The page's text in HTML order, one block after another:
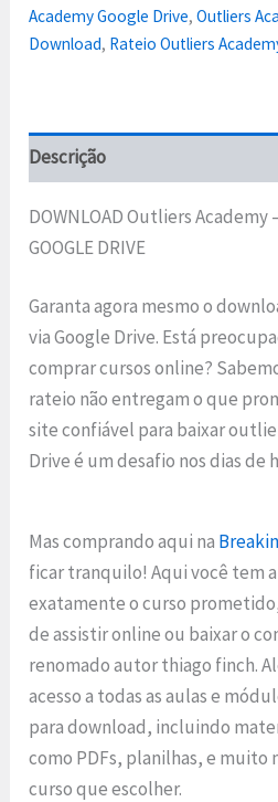
Academy Google Drive,Outliers
Download, Rateio Outliers
Descrição
DOWNLOAD Outliers Academy
GOOGLE DRIVE
Garanta agora mesmo o
via Google Drive. Está
comprar cursos online?
rateio não entregam o que
site confiável para baixar
Drive é um desafio nos dias de
Mas comprando aqui na
ficar tranquilo! Aqui você tem
exatamente o curso
de assistir online ou baixar o
renomado autor thiago finch.
acesso a todas as aulas e
para download, incluindo
como PDFs, planilhas, e muito
curso que escolher.